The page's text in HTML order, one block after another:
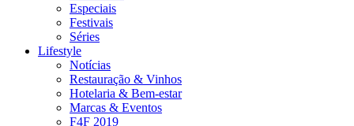
Especiais
Festivais
Séries
Lifestyle
Notícias
Restauração & Vinhos
Hotelaria & Bem-estar
Marcas & Eventos
F4F 2019